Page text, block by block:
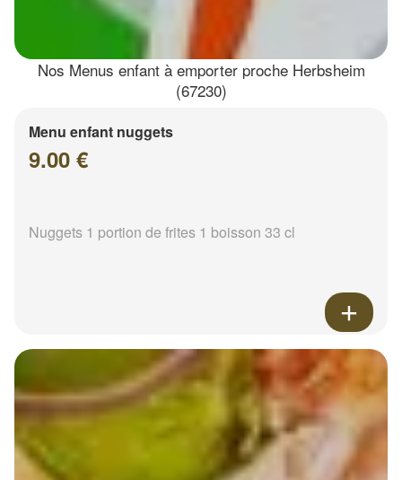
Nos Menus enfant à emporter proche Herbsheim
(67230)
Menu enfant nuggets
9.00 €
Nuggets 1 portion de frites 1 boisson 33 cl